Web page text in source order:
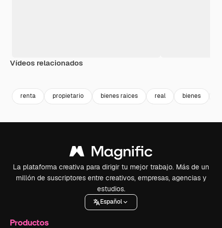
Vídeos relacionados
renta propietario bienes raices real bienes
La plataforma creativa para dirigir tu mejor trabajo. Más de un
millón de suscriptores entre creativos, empresas, agencias y
estudios.
Español
Productos